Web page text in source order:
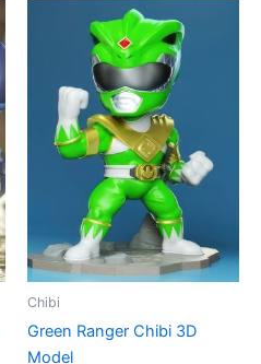
Chibi
Green Ranger Chibi 3D
Model